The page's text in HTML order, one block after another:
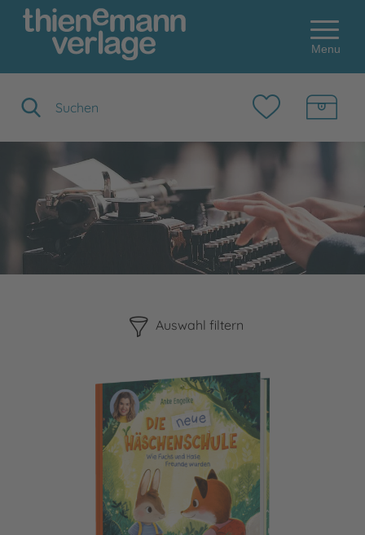
Menu
Auswahl filtern